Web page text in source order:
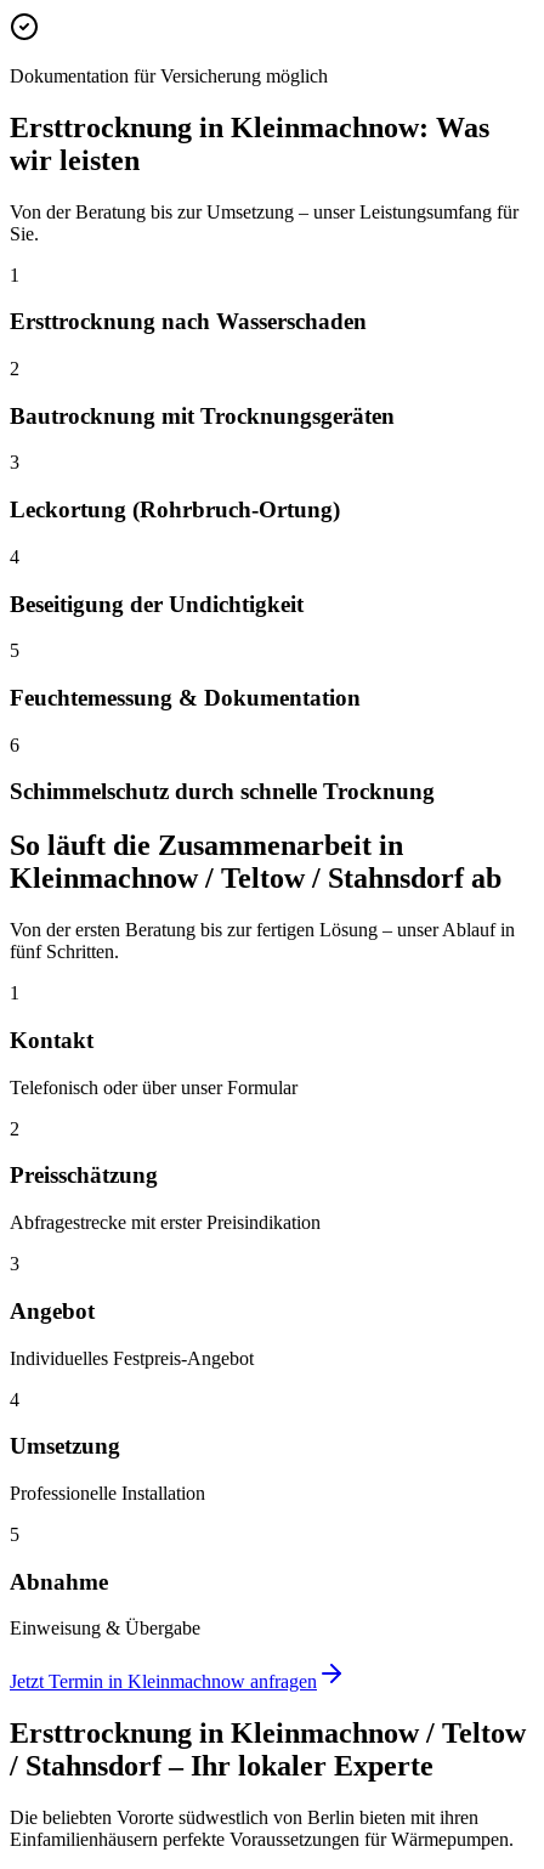
Dokumentation für Versicherung möglich
Ersttrocknung in Kleinmachnow: Was
wir leisten
Von der Beratung bis zur Umsetzung – unser Leistungsumfang für
Sie.
1
Ersttrocknung nach Wasserschaden
2
Bautrocknung mit Trocknungsgeräten
3
Leckortung (Rohrbruch-Ortung)
4
Beseitigung der Undichtigkeit
5
Feuchtemessung & Dokumentation
6
Schimmelschutz durch schnelle Trocknung
So läuft die Zusammenarbeit in
Kleinmachnow / Teltow / Stahnsdorfab
Von der ersten Beratung bis zur fertigen Lösung – unser Ablauf in
fünf Schritten.
1
Kontakt
Telefonisch oder über unser Formular
2
Preisschätzung
Abfragestrecke mit erster Preisindikation
3
Angebot
Individuelles Festpreis-Angebot
4
Umsetzung
Professionelle Installation
5
Abnahme
Einweisung & Übergabe
Jetzt Termin in Kleinmachnow anfragen
Ersttrocknung in Kleinmachnow / Teltow
/ Stahnsdorf– Ihr lokaler Experte
Die beliebten Vororte südwestlich von Berlin bieten mit ihren
Einfamilienhäusern perfekte Voraussetzungen für Wärmepumpen.